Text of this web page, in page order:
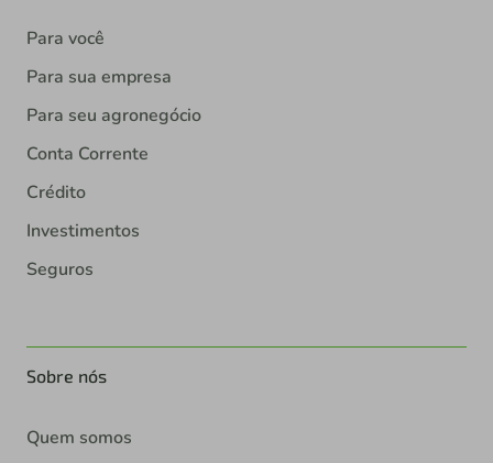
Para você
Para sua empresa
Para seu agronegócio
Conta Corrente
Crédito
Investimentos
Seguros
Sobre nós
Quem somos